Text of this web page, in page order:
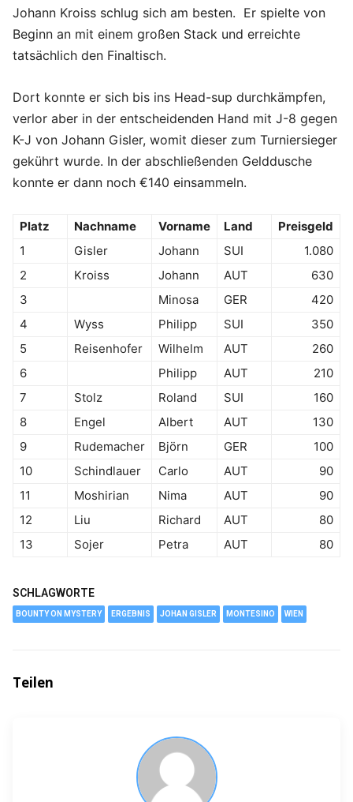
Johann Kroiss schlug sich am besten. Er spielte von
Beginn an mit einem großen Stack und erreichte
tatsächlich den Finaltisch.
Dort konnte er sich bis ins Head-sup durchkämpfen,
verlor aber in der entscheidenden Hand mit J-8 gegen
K-J von Johann Gisler, womit dieser zum Turniersieger
gekührt wurde. In der abschließenden Gelddusche
konnte er dann noch €140 einsammeln.
Platz Nachname Vorname Land
Preisgeld
1
Gisler Johann SUI
1.080
2
Kroiss Johann AUT
630
3
Minosa GER
420
4
Wyss Philipp SUI
350
5
Reisenhofer Wilhelm AUT
260
6
Philipp AUT
210
7
Stolz Roland SUI
160
8
Engel Albert AUT
130
9
Rudemacher Björn GER
100
10
Schindlauer Carlo AUT
90
11
Moshirian Nima AUT
90
12
Liu Richard AUT
80
13
Sojer Petra AUT 80
SCHLAGWORTE
BOUNTY ON MYSTERY ERGEBNIS JOHAN GISLER MONTESINO WIEN
Teilen